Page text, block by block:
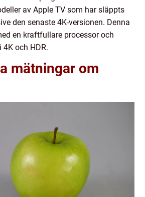
av Apple TV som har släppts
den senaste 4K-versionen. Denna
en kraftfullare processor och
och HDR.
mätningar om